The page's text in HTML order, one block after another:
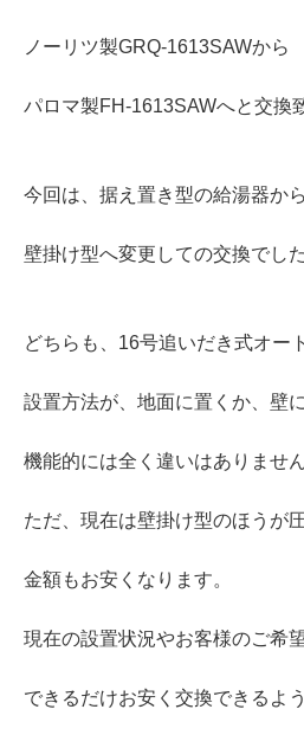
ノーリツ製GRQ-1613SAWから
パロマ製FH-1613SAWへと交換
今回は、据え置き型の給湯器から
壁掛け型へ変更しての交換でした
どちらも、16号追いだき式オー
設置方法が、地面に置くか、壁
機能的には全く違いはありません
ただ、現在は壁掛け型のほうが
金額もお安くなります。
現在の設置状況やお客様のご希
できるだけお安く交換できるよ